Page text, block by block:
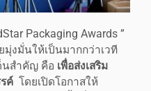
Packaging Awards ”
งมั่นให้เป็นมากกว่าเวที
นสำคัญ คือ เพื่อส่งเสริม
ค์ โดยเปิดโอกาสให้